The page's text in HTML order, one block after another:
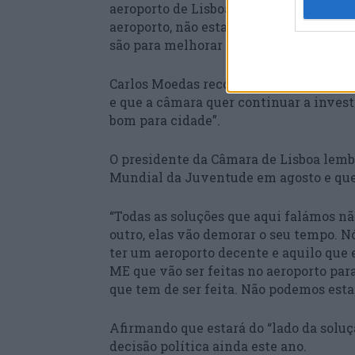
aeroporto de Lisboa e essas obras não
aeroporto, não estamos aqui a fazer
são para melhorar o aeroporto”,
Carlos Moedas recordou que o
e que a câmara quer continuar a
bom para cidade”.
O presidente da Câmara de Lisboa
Mundial da Juventude em agosto e
“Todas as soluções que aqui falámos
outro, elas vão demorar o seu tempo.
ter um aeroporto decente e aquilo que
ME que vão ser feitas no aeroporto
que tem de ser feita. Não podemos
Afirmando que estará do “lado da
decisão política ainda este ano.